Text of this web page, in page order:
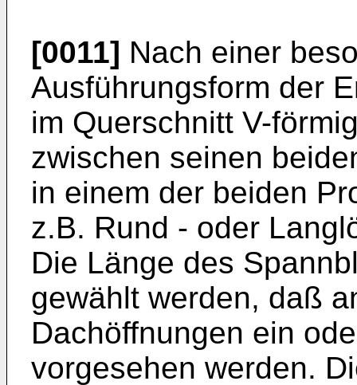
[0011] Nach einer
Ausführungsform der
im Querschnitt V-
zwischen seinen
in einem der beiden
z.B. Rund - oder
Die Länge des
gewählt werden, daß
Dachöffnungen ein
vorgesehen werden.